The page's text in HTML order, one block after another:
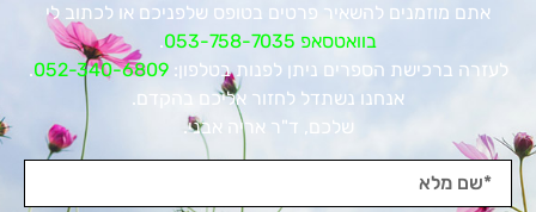
אתם מוזמנים להשאיר פרטים בטופס שלפניכם או לכתוב לי
בוואטסאפ 053-758-7035
.
לעזרה ברכישת הספרים ניתן לפנות בטלפון:052-340-6809
.
אנחנו נשתדל לחזור אליכם בהקדם.
שלכם, ד"ר אריה אבני.